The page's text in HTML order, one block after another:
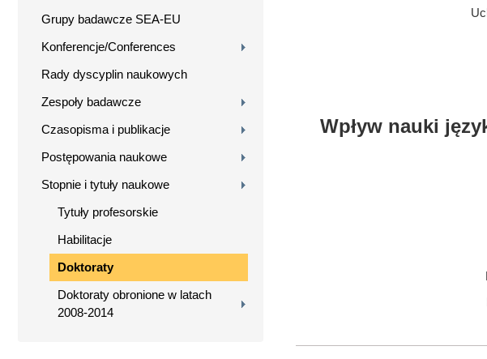
Grupy badawcze SEA-EU
Konferencje/Conferences
Rady dyscyplin naukowych
Zespoły badawcze
Czasopisma i publikacje
Postępowania naukowe
Stopnie i tytuły naukowe
Tytuły profesorskie
Habilitacje
Doktoraty
Doktoraty obronione w latach
2008-2014
Wpływ nauki